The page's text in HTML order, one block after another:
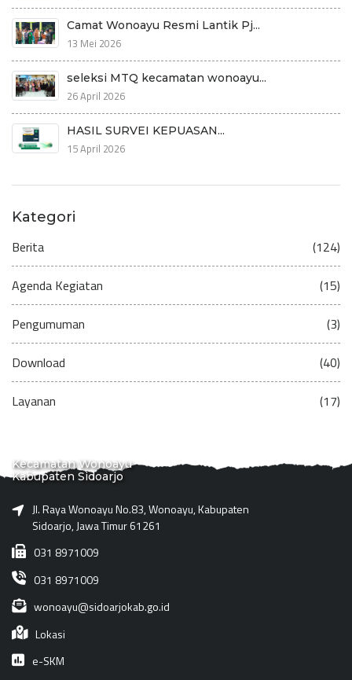
Camat Wonoayu Resmi Lantik Pj...
13 Mei 2026
seleksi MTQ kecamatan wonoayu...
26 April 2026
HASIL SURVEI KEPUASAN...
15 April 2026
Kategori
Berita (124)
Agenda Kegiatan (15)
Pengumuman (3)
Download (40)
Layanan (17)
Kecamatan Wonoayu
Kabupaten Sidoarjo
Jl. Raya Wonoayu No.83, Wonoayu, Kabupaten
Sidoarjo, Jawa Timur 61261
031 8971009
031 8971009
wonoayu@sidoarjokab.go.id
Lokasi
e-SKM